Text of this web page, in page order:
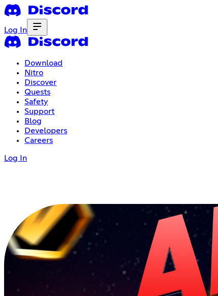
Log In
Download
Nitro
Discover
Quests
Safety
Support
Blog
Developers
Careers
Log In